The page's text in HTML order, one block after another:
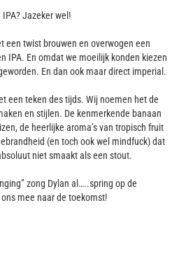
Jazeker wel!
een twist brouwen en overwogen een
IPA. En omdat we moeilijk konden kiezen
En dan ook maar direct imperial.
een teken des tijds. Wij noemen het de
en stijlen. De kenmerkende banaan
de heerlijke aroma’s van tropisch fruit
(en toch ook wel mindfuck) dat
niet smaakt als een stout.
zong Dylan al…..spring op de
mee naar de toekomst!